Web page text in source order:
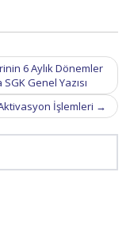
6 Aylık Dönemler
Genel Yazısı
İşlemleri →